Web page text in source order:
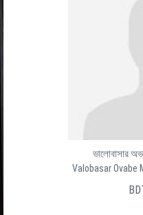
ভালোবাসার
Valobasar Ovabe